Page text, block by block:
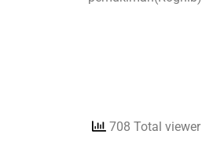
708 Total viewer